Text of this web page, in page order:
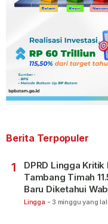
Berita Terpopuler
1
DPRD Lingga
Tambang Timah
Baru Diketahui
Lingga - 3 minggu yang